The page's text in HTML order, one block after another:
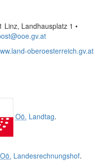
Linz, Landhausplatz 1 •
oberoesterreich.gv.at
Oö. Landtag.
Oö. Landesrechnungshof.